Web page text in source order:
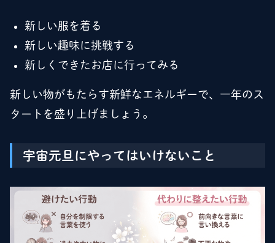
新しい服を着る
新しい趣味に挑戦する
新しくできたお店に行ってみる
新しい物がもたらす新鮮なエネルギーで、一年のス
タートを盛り上げましょう。
宇宙元旦にやってはいけないこと